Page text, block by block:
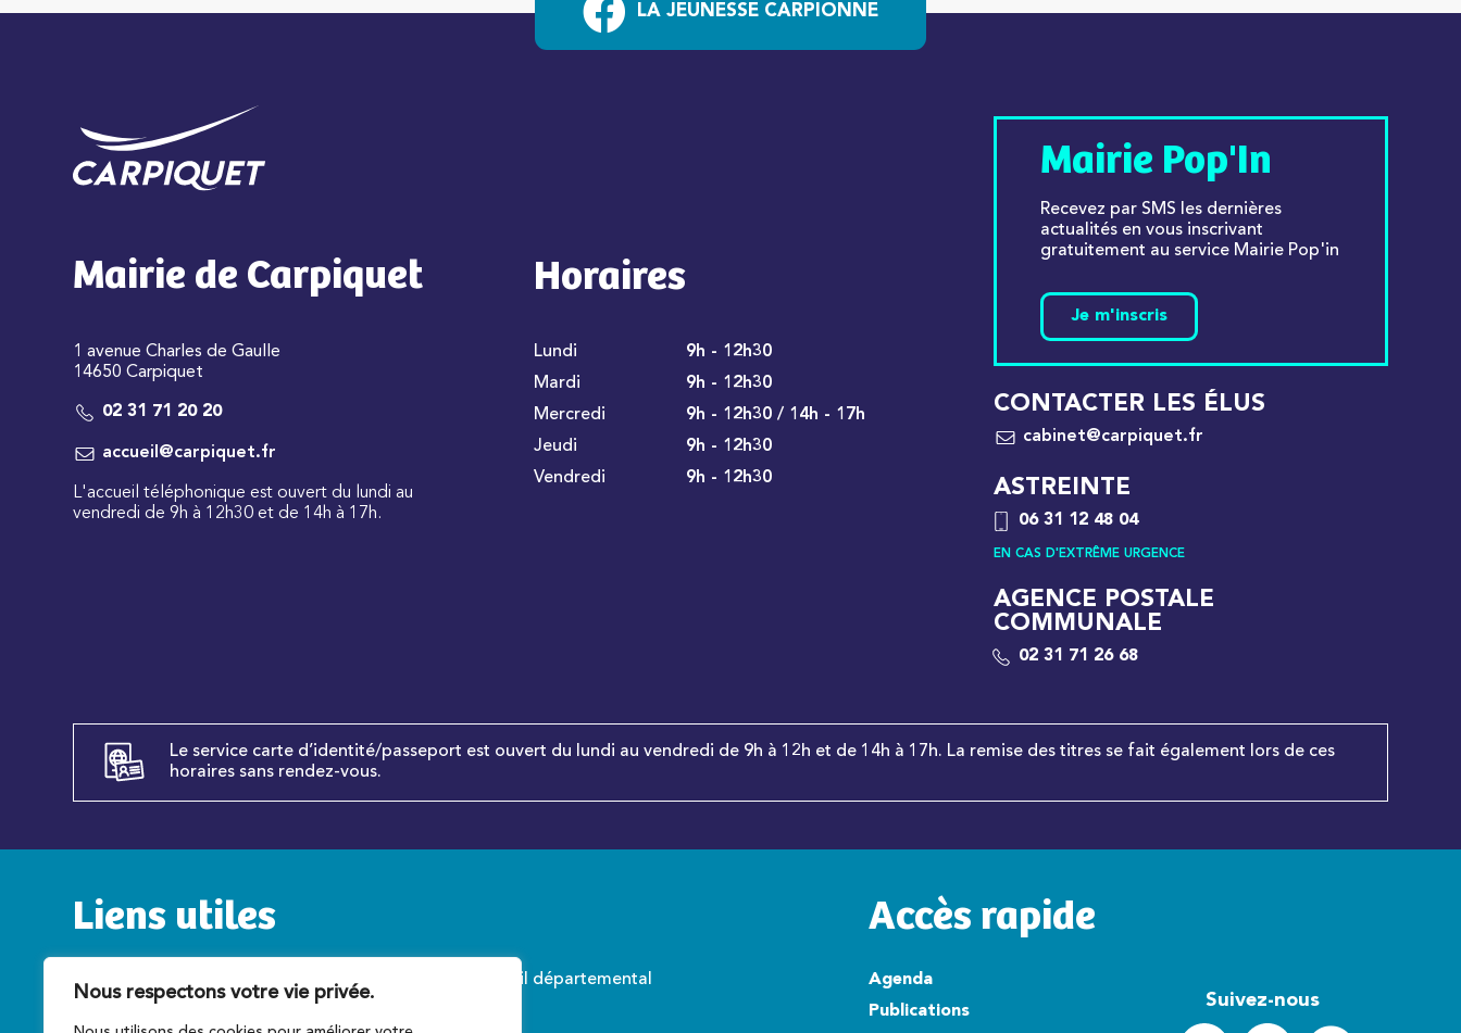
Nous respectons votre vie privée.
LA JEUNESSE CARPIONNE
Mairie de Carpiquet
1 avenue Charles de Gaulle
14650 Carpiquet
02 31 71 20 20
accueil@carpiquet.fr
L'accueil téléphonique est ouvert du lundi au
vendredi de 9h à 12h30 et de 14h à 17h.
Horaires
Lundi
9h - 12h30
Mardi
9h - 12h30
Mercredi
9h - 12h30 / 14h - 17h
Jeudi
9h - 12h30
Vendredi
9h - 12h30
Mairie Pop'In
Recevez par SMS les dernières
actualités en vous inscrivant
gratuitement au service Mairie Pop'in
Je m'inscris
CONTACTER LES ÉLUS
cabinet@carpiquet.fr
ASTREINTE
06 31 12 48 04
EN CAS D'EXTRÊME URGENCE
AGENCE POSTALE
COMMUNALE
02 31 71 26 68
Le service carte d’identité/passeport est ouvert du lundi au vendredi de 9h à 12h et de 14h à 17h. La remise des titres se fait également lors de ces
horaires sans rendez-vous.
Liens utiles
Service public
Conseil départemental
Accès rapide
Agenda
Publications
Suivez-nous